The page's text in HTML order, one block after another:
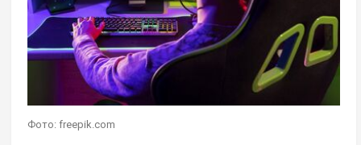
Фото: freepik.com